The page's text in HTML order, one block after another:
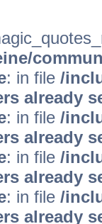
: in file /
already
: in file /
already
: in file /
already
: in file /
already